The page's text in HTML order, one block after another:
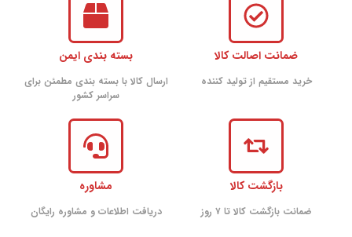
ضمانت اصالت کالا
خرید مستقیم از تولید کننده
بسته بندی ایمن
ارسال کالا با بسته بندی مطمئن برای
سراسر کشور
بازگشت کالا
ضمانت بازگشت کالا تا ۷ روز
مشاوره
دریافت اطلاعات و مشاوره رایگان